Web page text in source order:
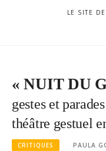
LE SITE
« NUIT DU
gestes et
théâtre gestuel
CRITIQUES PAULA